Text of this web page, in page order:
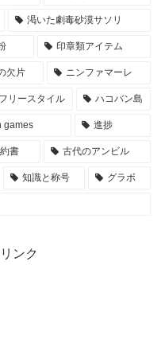
渇いた劇毒砂漠サソリ
印章類アイテム
欠片 ニンファマーレ
フリースタイル ハコバン島
games 進捗
書 古代のアンビル
知識と称号 グラボ
ンク